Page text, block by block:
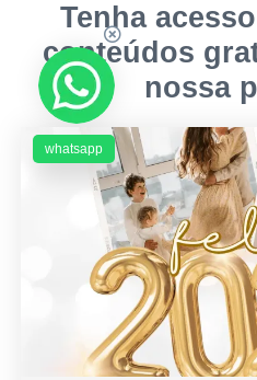
Tenha
conteúdos
nossa
whatsapp